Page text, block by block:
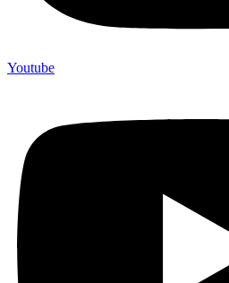
Youtube